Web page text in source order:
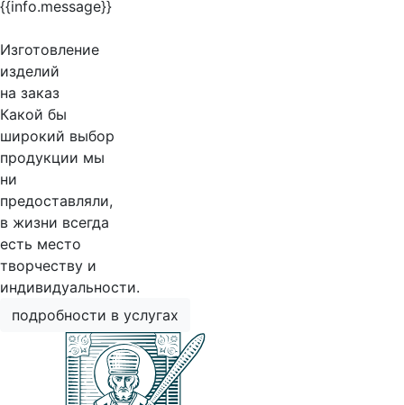
{{info.message}}
Изготовление
изделий
на заказ
Какой бы
широкий выбор
продукции мы
ни
предоставляли,
в жизни всегда
есть место
творчеству и
индивидуальности.
подробности в услугах